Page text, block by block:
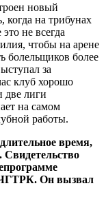
новый
когда на трибунах
не всегда
чтобы на арене
болельщиков более
за
клуб хорошо
две лиги
на самом
работы.
время,
ЧГТРК. Он вызвал